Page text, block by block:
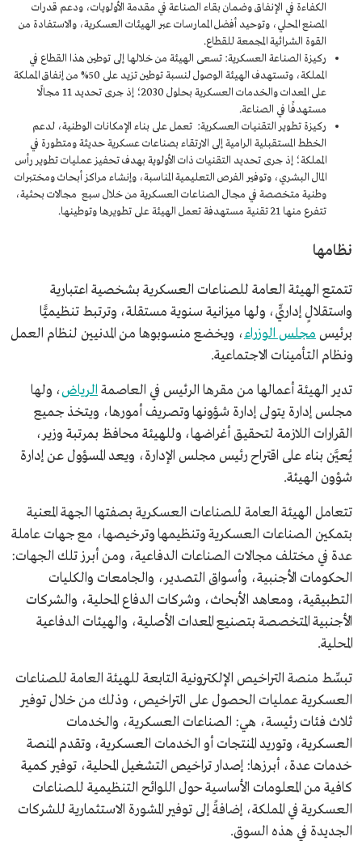
الكفاءة في الإنفاق وضمان بقاء الصناعة في مقدمة الأولويات، ودعم قدرات
المصنع المحلي، وتوحيد أفضل الممارسات عبر الهيئات العسكرية، والاستفادة من
القوة الشرائية المجمعة للقطاع.
ركيزة الصناعة العسكرية: تسعى الهيئة من خلالها إلى توطين هذا القطاع في
المملكة، وتستهدف الهيئة الوصول لنسبة توطين تزيد على 50% من إنفاق المملكة
على المعدات والخدمات العسكرية بحلول 2030؛ إذ جرى تحديد 11 مجالًا
مستهدفًا في الصناعة.
ركيزة تطوير التقنيات العسكرية: تعمل على بناء الإمكانات الوطنية، لدعم
الخطط المستقبلية الرامية إلى الارتقاء بصناعات عسكرية حديثة ومتطورة في
المملكة؛ إذ جرى تحديد التقنيات ذات الأولوية بهدف تحفيز عمليات تطوير رأس
المال البشري، وتوفير الفرص التعليمية المناسبة، وإنشاء مراكز أبحاث ومختبرات
وطنية متخصصة في مجال الصناعات العسكرية من خلال سبع مجالات بحثية،
تتفرع منها 21 تقنية مستهدفة تعمل الهيئة على تطويرها وتوطينها.
نظامها
تتمتع الهيئة العامة للصناعات العسكرية بشخصية اعتبارية
واستقلالٍ إداريٍّ، ولها ميزانية سنوية مستقلة، وترتبط تنظيميًّا
برئيس مجلس الوزراء، ويخضع منسوبوها من المدنيين لنظام العمل
ونظام التأمينات الاجتماعية.
تدير الهيئة أعمالها من مقرها الرئيس في العاصمة الرياض، ولها
مجلس إدارة يتولى إدارة شؤونها وتصريف أمورها، ويتخذ جميع
القرارات اللازمة لتحقيق أغراضها، وللهيئة محافظ بمرتبة وزير،
يُعيَّن بناء على اقتراح رئيس مجلس الإدارة، ويعد المسؤول عن إدارة
شؤون الهيئة.
تتعامل الهيئة العامة للصناعات العسكرية بصفتها الجهة المعنية
بتمكين الصناعات العسكرية وتنظيمها وترخيصها، مع جهات عاملة
عدة في مختلف مجالات الصناعات الدفاعية، ومن أبرز تلك الجهات:
الحكومات الأجنبية، وأسواق التصدير، والجامعات والكليات
التطبيقية، ومعاهد الأبحاث، وشركات الدفاع المحلية، والشركات
الأجنبية المتخصصة بتصنيع المعدات الأصلية، والهيئات الدفاعية
المحلية.
تبسِّط منصة التراخيص الإلكترونية التابعة للهيئة العامة للصناعات
العسكرية عمليات الحصول على التراخيص، وذلك من خلال توفير
ثلاث فئات رئيسة، هي: الصناعات العسكرية، والخدمات
العسكرية، وتوريد المنتجات أو الخدمات العسكرية، وتقدم المنصة
خدمات عدة، أبرزها: إصدار تراخيص التشغيل المحلية، توفير كمية
كافية من المعلومات الأساسية حول اللوائح التنظيمية للصناعات
العسكرية في المملكة، إضافةً إلى توفير المشورة الاستثمارية للشركات
الجديدة في هذه السوق.